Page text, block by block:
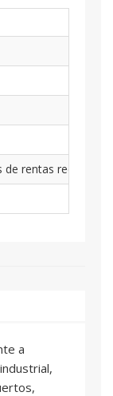
rentas reducidas
a